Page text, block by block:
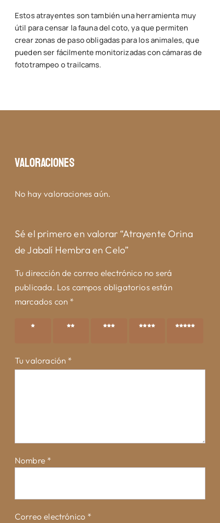
Estos atrayentes son también una herramienta muy
útil para censar la fauna del coto, ya que permiten
crear zonas de paso obligadas para los animales, que
pueden ser fácilmente monitorizadas con cámaras de
fototrampeo o trailcams.
Valoraciones
No hay valoraciones aún.
Sé el primero en valorar “Atrayente Orina
de Jabalí Hembra en Celo”
Tu dirección de correo electrónico no será
publicada. Los campos obligatorios están
marcados con *
1 de 5
2 de 5
3 de 5
4 de 5
5 de 5
Tu valoración *
Nombre *
Correo electrónico *